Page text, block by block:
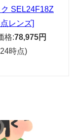
SEL24F18Z
レンズ]
格:78,975円
時点)